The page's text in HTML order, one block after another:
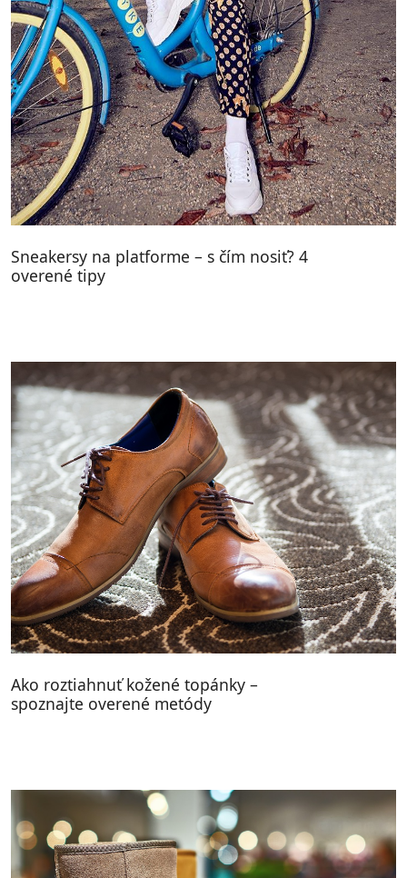
Sneakersy na platforme – s čím nosiť? 4
overené tipy
Ako roztiahnuť kožené topánky –
spoznajte overené metódy